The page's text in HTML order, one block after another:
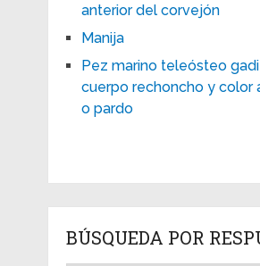
anterior del corvejón
Manija
Pez marino teleósteo
cuerpo rechoncho y color
o pardo
BÚSQUEDA POR